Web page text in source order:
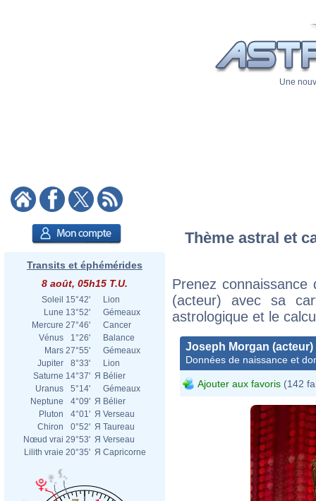
Une
Transits et éphémérides
8 août, 05h15 T.U.
Soleil 15°42'
Lion
Lune 13°52'
Gémeaux
Mercure 27°46'
Cancer
Vénus
1°26'
Balance
Mars 27°55'
Gémeaux
Jupiter
8°33'
Lion
Saturne 14°37' Я Bélier
Uranus
5°14'
Gémeaux
Neptune
4°09' Я Bélier
Pluton
4°01' Я Verseau
Chiron
0°52' Я Taureau
Nœud vrai 29°53' Я Verseau
Lilith vraie 20°35' Я Capricorne
Thème astral et
Prenez
(acteur) avec sa
astrologique et le
Joseph Morgan (acteur)
Données de naissance et
Ajouter aux favoris (142